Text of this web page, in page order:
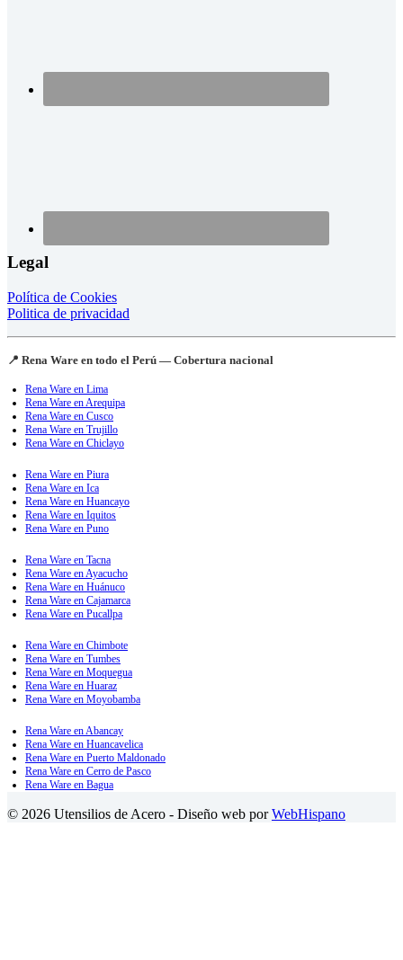
Legal
Política de Cookies
Politica de privacidad
📍 Rena Ware en todo el Perú — Cobertura nacional
Rena Ware en Lima
Rena Ware en Arequipa
Rena Ware en Cusco
Rena Ware en Trujillo
Rena Ware en Chiclayo
Rena Ware en Piura
Rena Ware en Ica
Rena Ware en Huancayo
Rena Ware en Iquitos
Rena Ware en Puno
Rena Ware en Tacna
Rena Ware en Ayacucho
Rena Ware en Huánuco
Rena Ware en Cajamarca
Rena Ware en Pucallpa
Rena Ware en Chimbote
Rena Ware en Tumbes
Rena Ware en Moquegua
Rena Ware en Huaraz
Rena Ware en Moyobamba
Rena Ware en Abancay
Rena Ware en Huancavelica
Rena Ware en Puerto Maldonado
Rena Ware en Cerro de Pasco
Rena Ware en Bagua
© 2026 Utensilios de Acero - Diseño web porWebHispano